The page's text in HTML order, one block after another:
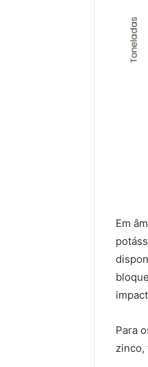
Em
Para
zinco,